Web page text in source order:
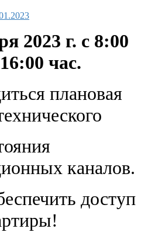
2023 г. с 8:00
час.
плановая
каналов.
доступ